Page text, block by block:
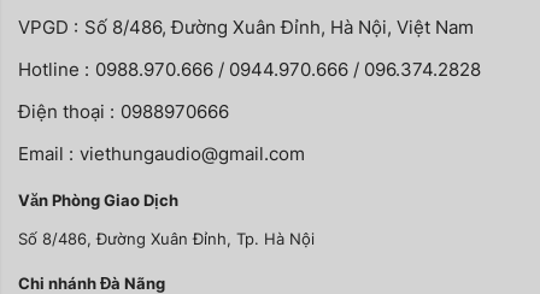
VPGD : Số 8/486, Đường Xuân Đỉnh, Hà Nội, Việt Nam
Hotline : 0988.970.666 / 0944.970.666 / 096.374.2828
Điện thoại : 0988970666
Email : viethungaudio@gmail.com
Văn Phòng Giao Dịch
Số 8/486, Đường Xuân Đỉnh, Tp. Hà Nội
Chi nhánh Đà Nãng